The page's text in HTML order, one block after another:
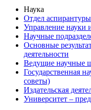
Наука
Отдел
Управление науки
Научные
Основные
деятельности
Ведущие научные
Государственная
советы)
Издательская
Университет –